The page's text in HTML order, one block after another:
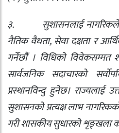
३.
सुशासनलाई नागरिकले
नैतिक वैधता, सेवा दक्षता र
गर्नेछौं । विधिको विवेकसम्मत
सार्वजनिक सदाचारको
प्रस्थानविन्दु हुनेछ। राज्यलाई
सुशासनको प्रत्यक्ष लाभ
गरी शासकीय सुधारको शृङ्खला